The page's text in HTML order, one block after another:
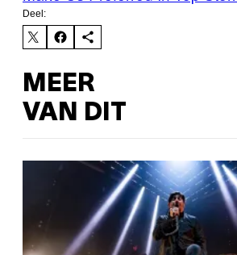
Deel:
MEER
VAN DIT